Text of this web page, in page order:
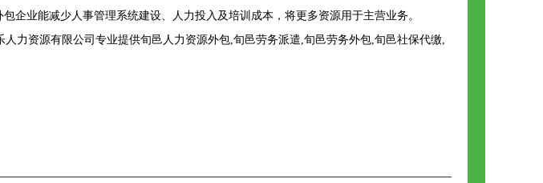
企业能减少人事管理系统建设、人力投入及培训成本，将更多资源用于主营业务。
力资源有限公司专业提供旬邑人力资源外包,旬邑劳务派遣,旬邑劳务外包,旬邑社保代缴,